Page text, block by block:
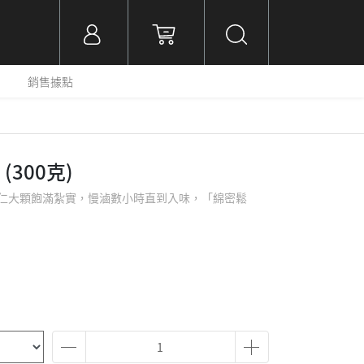
銷售據點
克)
大顆飽滿紮實，慢滷數小時直到入味，「綿密鬆